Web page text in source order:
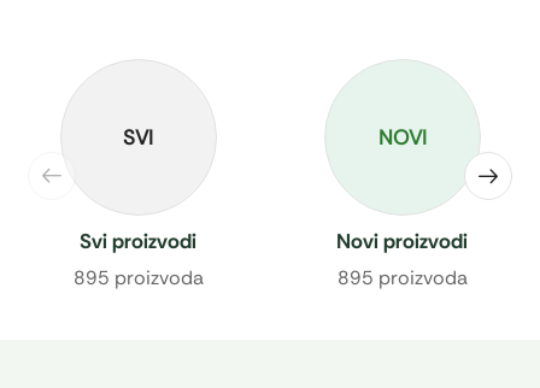
SVI
Svi proizvodi
895 proizvoda
NOVI
Novi proizvodi
895 proizvoda